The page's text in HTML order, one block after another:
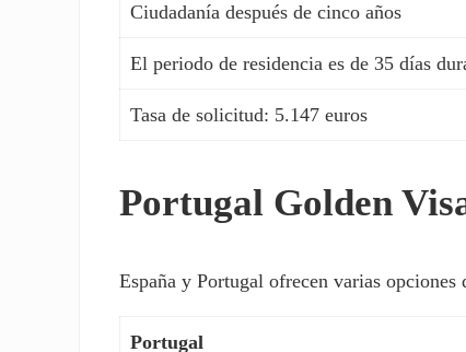
Ciudadanía después de cinco años
El periodo de residencia es de 35 días
Tasa de solicitud: 5.147 euros
Portugal Golden
España y Portugal ofrecen varias
Portugal